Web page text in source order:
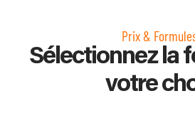
Prix &
Sélectionnez la
votre